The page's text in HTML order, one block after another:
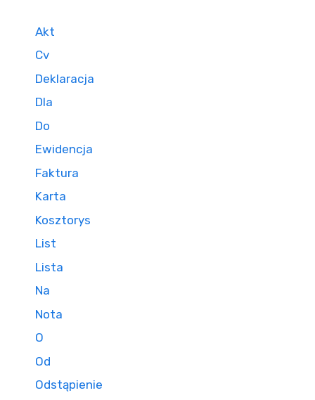
Akt
Cv
Deklaracja
Dla
Do
Ewidencja
Faktura
Karta
Kosztorys
List
Lista
Na
Nota
O
Od
Odstąpienie